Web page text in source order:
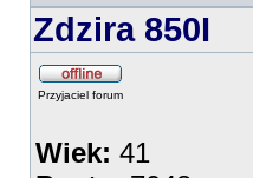
Zdzira 850I
Przyjaciel forum
Wiek: 41